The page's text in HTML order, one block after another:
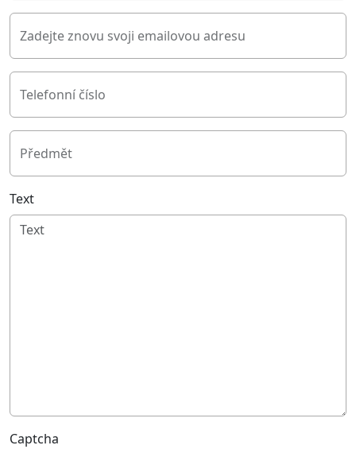
Zadejte znovu svoji emailovou adresu
Telefonní číslo
Předmět
Text
Captcha